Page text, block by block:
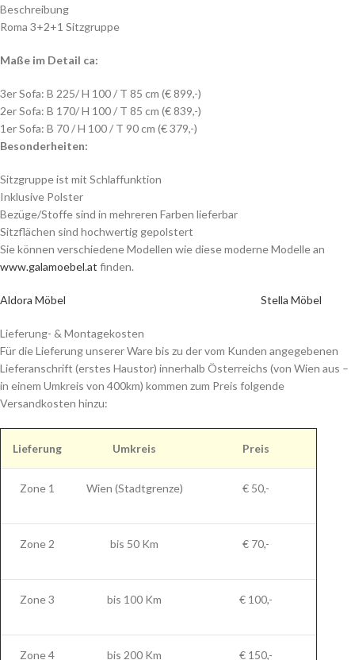
Beschreibung
Roma 3+2+1 Sitzgruppe
Maße im Detail ca:
3er Sofa: B 225/ H 100 / T 85 cm (€ 899,-)
2er Sofa: B 170/ H 100 / T 85 cm (€ 839,-)
1er Sofa: B 70 / H 100 / T 90 cm (€ 379,-)
Besonderheiten:
Sitzgruppe ist mit Schlaffunktion
Inklusive Polster
Bezüge/Stoffe sind in mehreren Farben lieferbar
Sitzflächen sind hochwertig gepolstert
Sie können verschiedene Modellen wie diese moderne Modelle an
www.galamoebel.at finden.
Aldora Möbel Stella Möbel
Lieferung- & Montagekosten
Für die Lieferung unserer Ware bis zu der vom Kunden angegebenen
Lieferanschrift (erstes Haustor) innerhalb Österreichs (von Wien aus –
in einem Umkreis von 400km) kommen zum Preis folgende
Versandkosten hinzu:
Lieferung Umkreis Preis
Zone 1 Wien (Stadtgrenze) € 50,-
Zone 2 bis 50 Km € 70,-
Zone 3 bis 100 Km € 100,-
Zone 4 bis 200 Km € 150,-